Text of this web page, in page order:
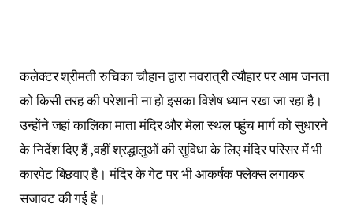
कलेक्टर श्रीमती रुचिका चौहान द्वारा नवरात्री त्यौहार पर आम जनता
को किसी तरह की परेशानी ना हो इसका विशेष ध्यान रखा जा रहा है।
उन्होंने जहां कालिका माता मंदिर और मेला स्थल पहुंच मार्ग को सुधारने
के निर्देश दिए हैं ,वहीं श्रद्धालुओं की सुविधा के लिए मंदिर परिसर में भी
कारपेट बिछवाए है। मंदिर के गेट पर भी आकर्षक फ्लेक्स लगाकर
सजावट की गई है।